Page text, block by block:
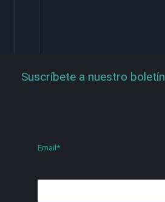
Suscríbete a nuestro boletín
Email*